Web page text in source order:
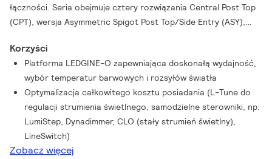
łączności. Seria obejmuje cztery rozwiązania Central Post Top
(CPT), wersja Asymmetric Spigot Post Top/Side Entry (ASY),
oraz Central Post Top with Conical Comfort Bowl (CCB). Każdą
oprawę TownTune można dostosować do własnych potrzeb,
wybierając różne kształty na górze obudowy. Ponadto istnieje
możliwość dodania ozdobnego pierścienia dostępnego w
dwóch kolorach (z wyjątkiem CCB). Opcje projektowe
pozwalające na stworzenie własnego, niepowtarzalnego
oświetlenia i nadanie dzielnicom i miastom wyjątkowego
charakteru. Ponadto każda oprawa oświetleniowa z rodziny
Korzyści
Platforma LEDGINE-O zapewniająca doskonałą wydajność,
wybór temperatur barwowych i rozsyłów światła
Optymalizacja całkowitego kosztu posiadania (L-Tune do
regulacji strumienia świetlnego, samodzielne sterowniki, np.
LumiStep, Dynadimmer, CLO (stały strumień świetlny),
LineSwitch)
Zobacz więcej